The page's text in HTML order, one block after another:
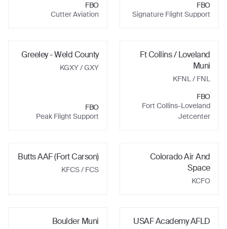
FBO
Signature Flight Support
FBO
Cutter Aviation
Ft Collins / Loveland
Muni
KFNL/ FNL
FBO
Fort Collins-Loveland
Jetcenter
Greeley - Weld County
KGXY/ GXY
FBO
Peak Flight Support
Colorado Air And
Space
KCFO
Butts AAF (Fort Carson)
KFCS/ FCS
USAF Academy AFLD
Boulder Muni